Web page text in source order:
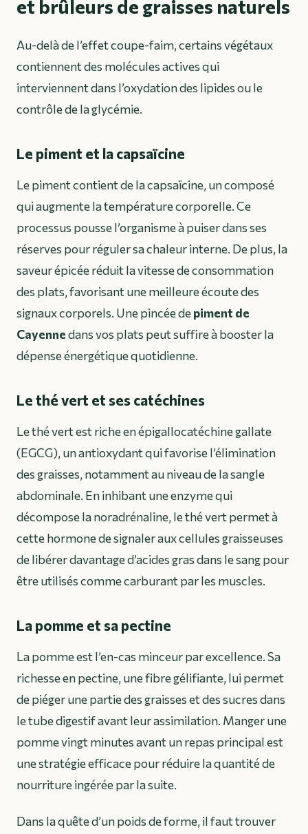
et brûleurs de graisses naturels
Au-delà de l’effet coupe-faim, certains végétaux
contiennent des molécules actives qui
interviennent dans l’oxydation des lipides ou le
contrôle de la glycémie.
Le piment et la capsaïcine
Le piment contient de la capsaïcine, un composé
qui augmente la température corporelle. Ce
processus pousse l’organisme à puiser dans ses
réserves pour réguler sa chaleur interne. De plus, la
saveur épicée réduit la vitesse de consommation
des plats, favorisant une meilleure écoute des
signaux corporels. Une pincée depiment de
Cayennedans vos plats peut suffire à booster la
dépense énergétique quotidienne.
Le thé vert et ses catéchines
Le thé vert est riche en épigallocatéchine gallate
(EGCG), un antioxydant qui favorise l’élimination
des graisses, notamment au niveau de la sangle
abdominale. En inhibant une enzyme qui
décompose la noradrénaline, le thé vert permet à
cette hormone de signaler aux cellules graisseuses
de libérer davantage d’acides gras dans le sang pour
être utilisés comme carburant par les muscles.
La pomme et sa pectine
La pomme est l’en-cas minceur par excellence. Sa
richesse en pectine, une fibre gélifiante, lui permet
de piéger une partie des graisses et des sucres dans
le tube digestif avant leur assimilation. Manger une
pomme vingt minutes avant un repas principal est
une stratégie efficace pour réduire la quantité de
nourriture ingérée par la suite.
Dans la quête d’un poids de forme, il faut trouver